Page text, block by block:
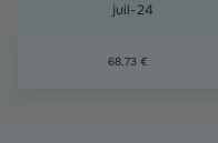
juil-24
68,73 €